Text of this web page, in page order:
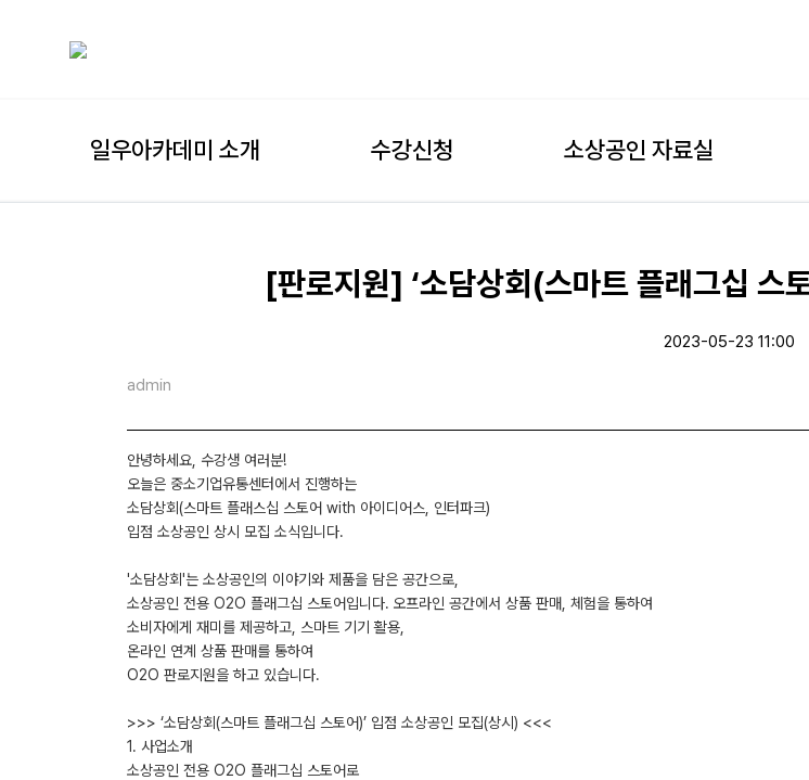
일우아카데미 소개 수강신청 소상공인 자료실
[판로지원] ‘소담상회(스마트 플래그십 스
2023-05-23 11:00
admin
안녕하세요, 수강생 여러분!
오늘은 중소기업유통센터에서 진행하는
소담상회(스마트 플래스십 스토어 with 아이디어스, 인터파크)
입점 소상공인 상시 모집 소식입니다.
'소담상회'는 소상공인의 이야기와 제품을 담은 공간으로,
소상공인 전용 O2O 플래그십 스토어입니다. 오프라인 공간에서 상품 판매, 체험을 통하여
소비자에게 재미를 제공하고, 스마트 기기 활용,
온라인 연계 상품 판매를 통하여
O2O 판로지원을 하고 있습니다.
>>> ‘소담상회(스마트 플래그십 스토어)’ 입점 소상공인 모집(상시) <<<
1. 사업소개
소상공인 전용 O2O 플래그십 스토어로